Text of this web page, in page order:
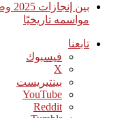
مواسمه تاريخيًا
تابعنا
فيسبوك
‫X
بينتيريست
‫YouTube